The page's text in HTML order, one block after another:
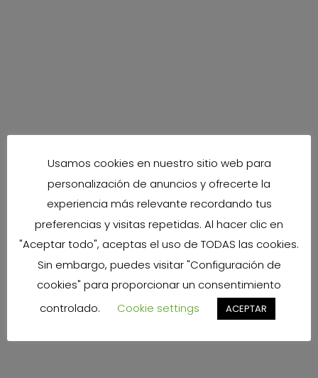
Usamos cookies en nuestro sitio web para
personalización de anuncios y ofrecerte la
experiencia más relevante recordando tus
preferencias y visitas repetidas. Al hacer clic en
"Aceptar todo", aceptas el uso de TODAS las cookies.
Sin embargo, puedes visitar "Configuración de
cookies" para proporcionar un consentimiento
controlado.
Cookie settings ACEPTAR